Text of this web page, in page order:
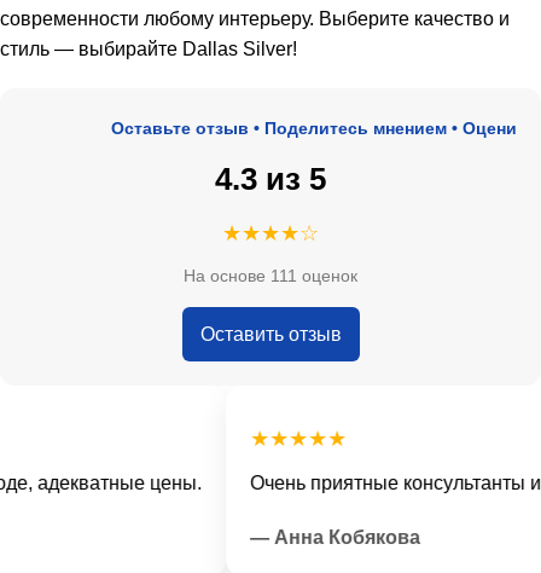
современности любому интерьеру. Выберите качество и
стиль — выбирайте Dallas Silver!
Оставьте отзыв • Поделитесь мнением • Оцените
4.3 из 5
★★★★☆
На основе 111 оценок
Оставить отзыв
адекватные цены.
★★★★★
Очень приятные консультанты и
— Анна Кобякова